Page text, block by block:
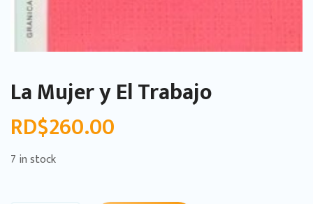
La Mujer y El Trabajo
RD$260.00
7 in stock